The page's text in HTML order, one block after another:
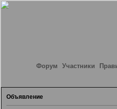
Форум Участники
Объявление